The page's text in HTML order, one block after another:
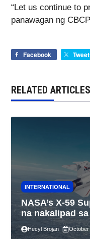
“Let us continue to
panawagan ng
Facebook Tweet
RELATED ARTICLES
INTERNATIONAL
NASA’s X-59
na nakalipad
California
Hecyl Brojan October